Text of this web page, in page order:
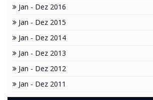
Jan - Dez 2016
Jan - Dez 2015
Jan - Dez 2014
Jan - Dez 2013
Jan - Dez 2012
Jan - Dez 2011